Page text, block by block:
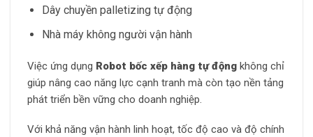
Dây chuyền palletizing tự động
Nhà máy không người vận hành
Việc ứng dụng Robot bốc xếp hàng tự động không chỉ
giúp nâng cao năng lực cạnh tranh mà còn tạo nền tảng
phát triển bền vững cho doanh nghiệp.
Với khả năng vận hành linh hoạt, tốc độ cao và độ chính